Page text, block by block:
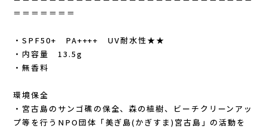
MOUNTAIN HARD WEAR(マウンテンハー
ドウェア)
MYSTERY RANCH (ミステリーランチ)
＝＝＝＝＝＝＝
・SPF50+ PA++++ UV耐水性★★
・内容量 13.5g
・無香料
環境保全
・宮古島のサンゴ礁の保全、森の植樹、ビーチクリーンアッ
プ等を行うNPO団体「美ぎ島(かぎすま)宮古島」の活動を